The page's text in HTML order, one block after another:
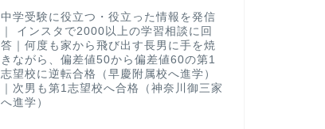
中学受験に役立つ・役立った情報を発信
｜ インスタで2000以上の学習相談に回
答｜何度も家から飛び出す長男に手を焼
きながら、偏差値50から偏差値60の第1
志望校に逆転合格（早慶附属校へ進学）
｜次男も第1志望校へ合格（神奈川御三家
へ進学）